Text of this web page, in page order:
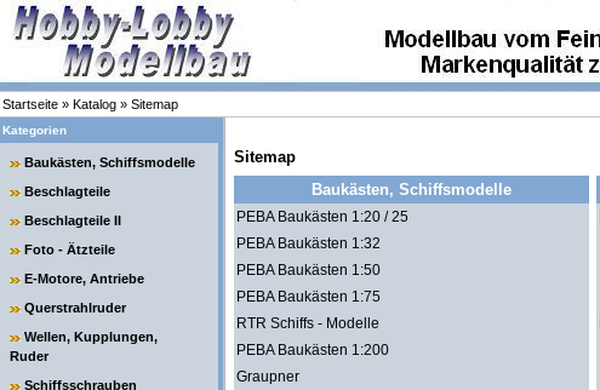
Startseite » Katalog » Sitemap
Kategorien
Baukästen, Schiffsmodelle
Beschlagteile
Beschlagteile II
Foto - Ätzteile
E-Motore, Antriebe
Querstrahlruder
Wellen, Kupplungen,
Ruder
Schiffsschrauben
Sitemap
Baukästen, Schiffsmodelle
PEBA Baukästen 1:20 / 25
PEBA Baukästen 1:32
PEBA Baukästen 1:50
PEBA Baukästen 1:75
RTR Schiffs - Modelle
PEBA Baukästen 1:200
Graupner